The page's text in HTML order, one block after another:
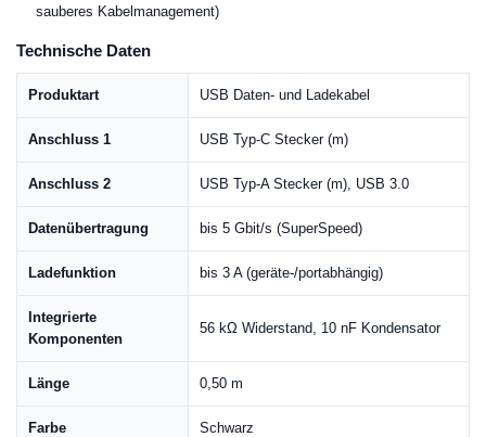
sauberes Kabelmanagement)
Technische Daten
Produktart USB Daten- und Ladekabel
Anschluss 1 USB Typ-C Stecker (m)
Anschluss 2 USB Typ-A Stecker (m), USB 3.0
Datenübertragung bis 5 Gbit/s (SuperSpeed)
Ladefunktion bis 3 A (geräte-/portabhängig)
Integrierte
Komponenten
56 kΩ Widerstand, 10 nF Kondensator
Länge 0,50 m
Farbe Schwarz